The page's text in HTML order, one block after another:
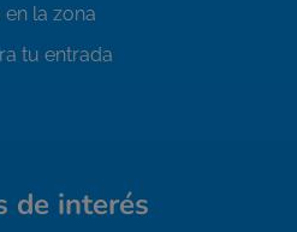
en la zona
tu entrada
de interés